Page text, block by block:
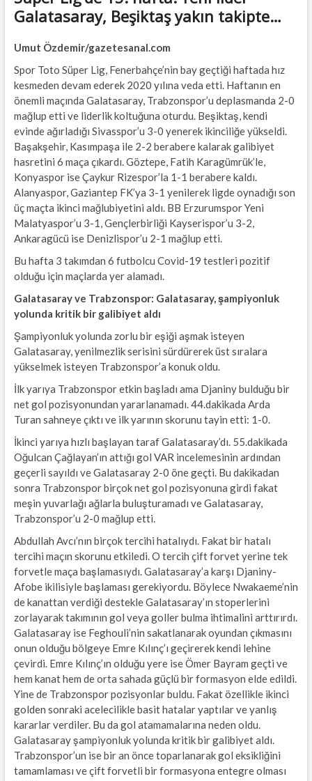
Galatasaray, Beşiktaş yakın takipte…
Umut Özdemir/gazetesanal.com
Spor Toto Süper Lig, Fenerbahçe’nin bay geçtiği haftada hız
kesmeden devam ederek 2020 yılına veda etti. Haftanın en
önemli maçında Galatasaray, Trabzonspor’u deplasmanda 2-0
mağlup etti ve liderlik koltuğuna oturdu. Beşiktaş, kendi
evinde ağırladığı Sivasspor’u 3-0 yenerek ikinciliğe yükseldi.
Başakşehir, Kasımpaşa ile 2-2 berabere kalarak galibiyet
hasretini 6 maça çıkardı. Göztepe, Fatih Karagümrük’le,
Konyaspor ise Çaykur Rizespor’la 1-1 berabere kaldı.
Alanyaspor, Gaziantep FK’ya 3-1 yenilerek ligde oynadığı son
üç maçta ikinci mağlubiyetini aldı. BB Erzurumspor Yeni
Malatyaspor’u 3-1, Gençlerbirliği Kayserispor’u 3-2,
Ankaragücü ise Denizlispor’u 2-1 mağlup etti.
Bu hafta 3 takımdan 6 futbolcu Covid-19 testleri pozitif
olduğu için maçlarda yer alamadı.
Galatasaray ve Trabzonspor: Galatasaray, şampiyonluk
yolunda kritik bir galibiyet aldı
Şampiyonluk yolunda zorlu bir eşiği aşmak isteyen
Galatasaray, yenilmezlik serisini sürdürerek üst sıralara
yükselmek isteyen Trabzonspor’a konuk oldu.
İlk yarıya Trabzonspor etkin başladı ama Djaniny bulduğu bir
net gol pozisyonundan yararlanamadı. 44.dakikada Arda
Turan sahneye çıktı ve ilk yarının skorunu tayin etti: 1-0.
İkinci yarıya hızlı başlayan taraf Galatasaray’dı. 55.dakikada
Oğulcan Çağlayan’ın attığı gol VAR incelemesinin ardından
geçerli sayıldı ve Galatasaray 2-0 öne geçti. Bu dakikadan
sonra Trabzonspor birçok net gol pozisyonuna girdi fakat
meşin yuvarlağı ağlarla buluşturamadı ve Galatasaray,
Trabzonspor’u 2-0 mağlup etti.
Abdullah Avcı’nın birçok tercihi hatalıydı. Fakat bir hatalı
tercihi maçın skorunu etkiledi. O tercih çift forvet yerine tek
forvetle maça başlamasıydı. Galatasaray’a karşı Djaniny-
Afobe ikilisiyle başlaması gerekiyordu. Böylece Nwakaeme’nin
de kanattan verdiği destekle Galatasaray’ın stoperlerini
zorlayarak takımının gol veya goller bulma ihtimalini arttırırdı.
Galatasaray ise Feghouli’nin sakatlanarak oyundan çıkmasını
onun olduğu bölgeye Emre Kılınç’ı geçirerek kendi lehine
çevirdi. Emre Kılınç’ın olduğu yere ise Ömer Bayram geçti ve
hem kanat hem de orta sahada güçlü bir formasyon elde edildi.
Yine de Trabzonspor pozisyonlar buldu. Fakat özellikle ikinci
golden sonraki acelecilikle basit hatalar yaptılar ve yanlış
kararlar verdiler. Bu da gol atamamalarına neden oldu.
Galatasaray şampiyonluk yolunda kritik bir galibiyet aldı.
Trabzonspor’un ise bir an önce toparlanarak gol eksikliğini
tamamlaması ve çift forvetli bir formasyona entegre olması